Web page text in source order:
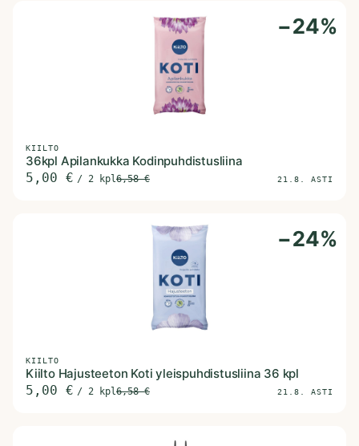
−24%
KIILTO
36kpl Apilankukka Kodinpuhdistusliina
5,00 € / 2 kpl6,58€ 21.8. ASTI
−24%
KIILTO
Kiilto Hajusteeton Koti yleispuhdistusliina 36 kpl
5,00 € / 2 kpl6,58€ 21.8. ASTI